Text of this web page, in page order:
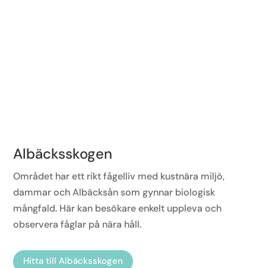
Albäcksskogen
Området har ett rikt fågelliv med kustnära miljö,
dammar och Albäcksån som gynnar biologisk
mångfald. Här kan besökare enkelt uppleva och
observera fåglar på nära håll.
Hitta till Albäcksskogen